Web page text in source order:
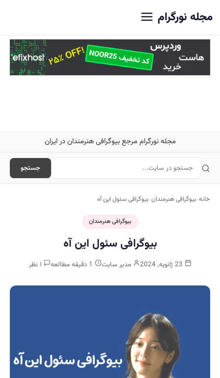
مجله نورگرام
مجله نورگرام مرجع بیوگرافی هنرمندان در ایران
جستجو
خانه/بیوگرافی هنرمندان/بیوگرافی سئول این آه
بیوگرافی هنرمندان
بیوگرافی سئول این آه
مدیر سایت